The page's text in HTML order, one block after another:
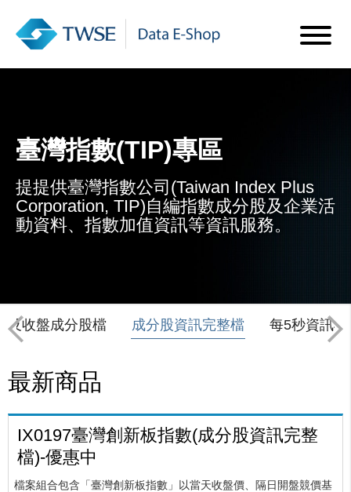
臺灣指數(TIP)專區
提提供臺灣指數公司(Taiwan Index Plus
Corporation, TIP)自編指數成分股及企業活
動資料、指數加值資訊等資訊服務。
及收盤成分股檔 成分股資訊完整檔 每5秒資訊檔
最新商品
IX0197臺灣創新板指數(成分股資訊完整
檔)-優惠中
檔案組合包含「臺灣創新板指數」以當天收盤價、隔日開盤競價基